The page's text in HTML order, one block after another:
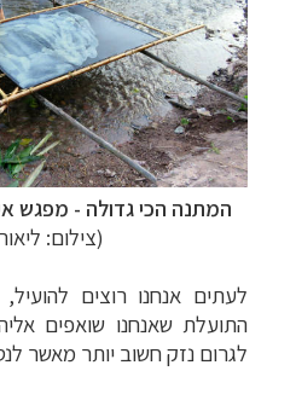
המתנה הכי גדולה - מפגש
(צילום:
לעתים אנחנו רוצים
התועלת שאנחנו שואפים
לגרום נזק חשוב יותר מאשר